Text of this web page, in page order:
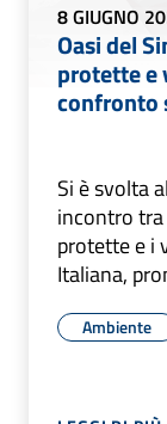
8 GIUGNO
Oasi del
protette e
confronto
Si è svolta
incontro
protette e i
Italiana,
Ambiente